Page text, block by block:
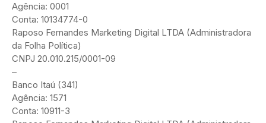
Agência: 0001
Conta: 10134774-0
Raposo Fernandes Marketing Digital LTDA (Administradora
da Folha Política)
CNPJ 20.010.215/0001-09
–
Banco Itaú (341)
Agência: 1571
Conta: 10911-3